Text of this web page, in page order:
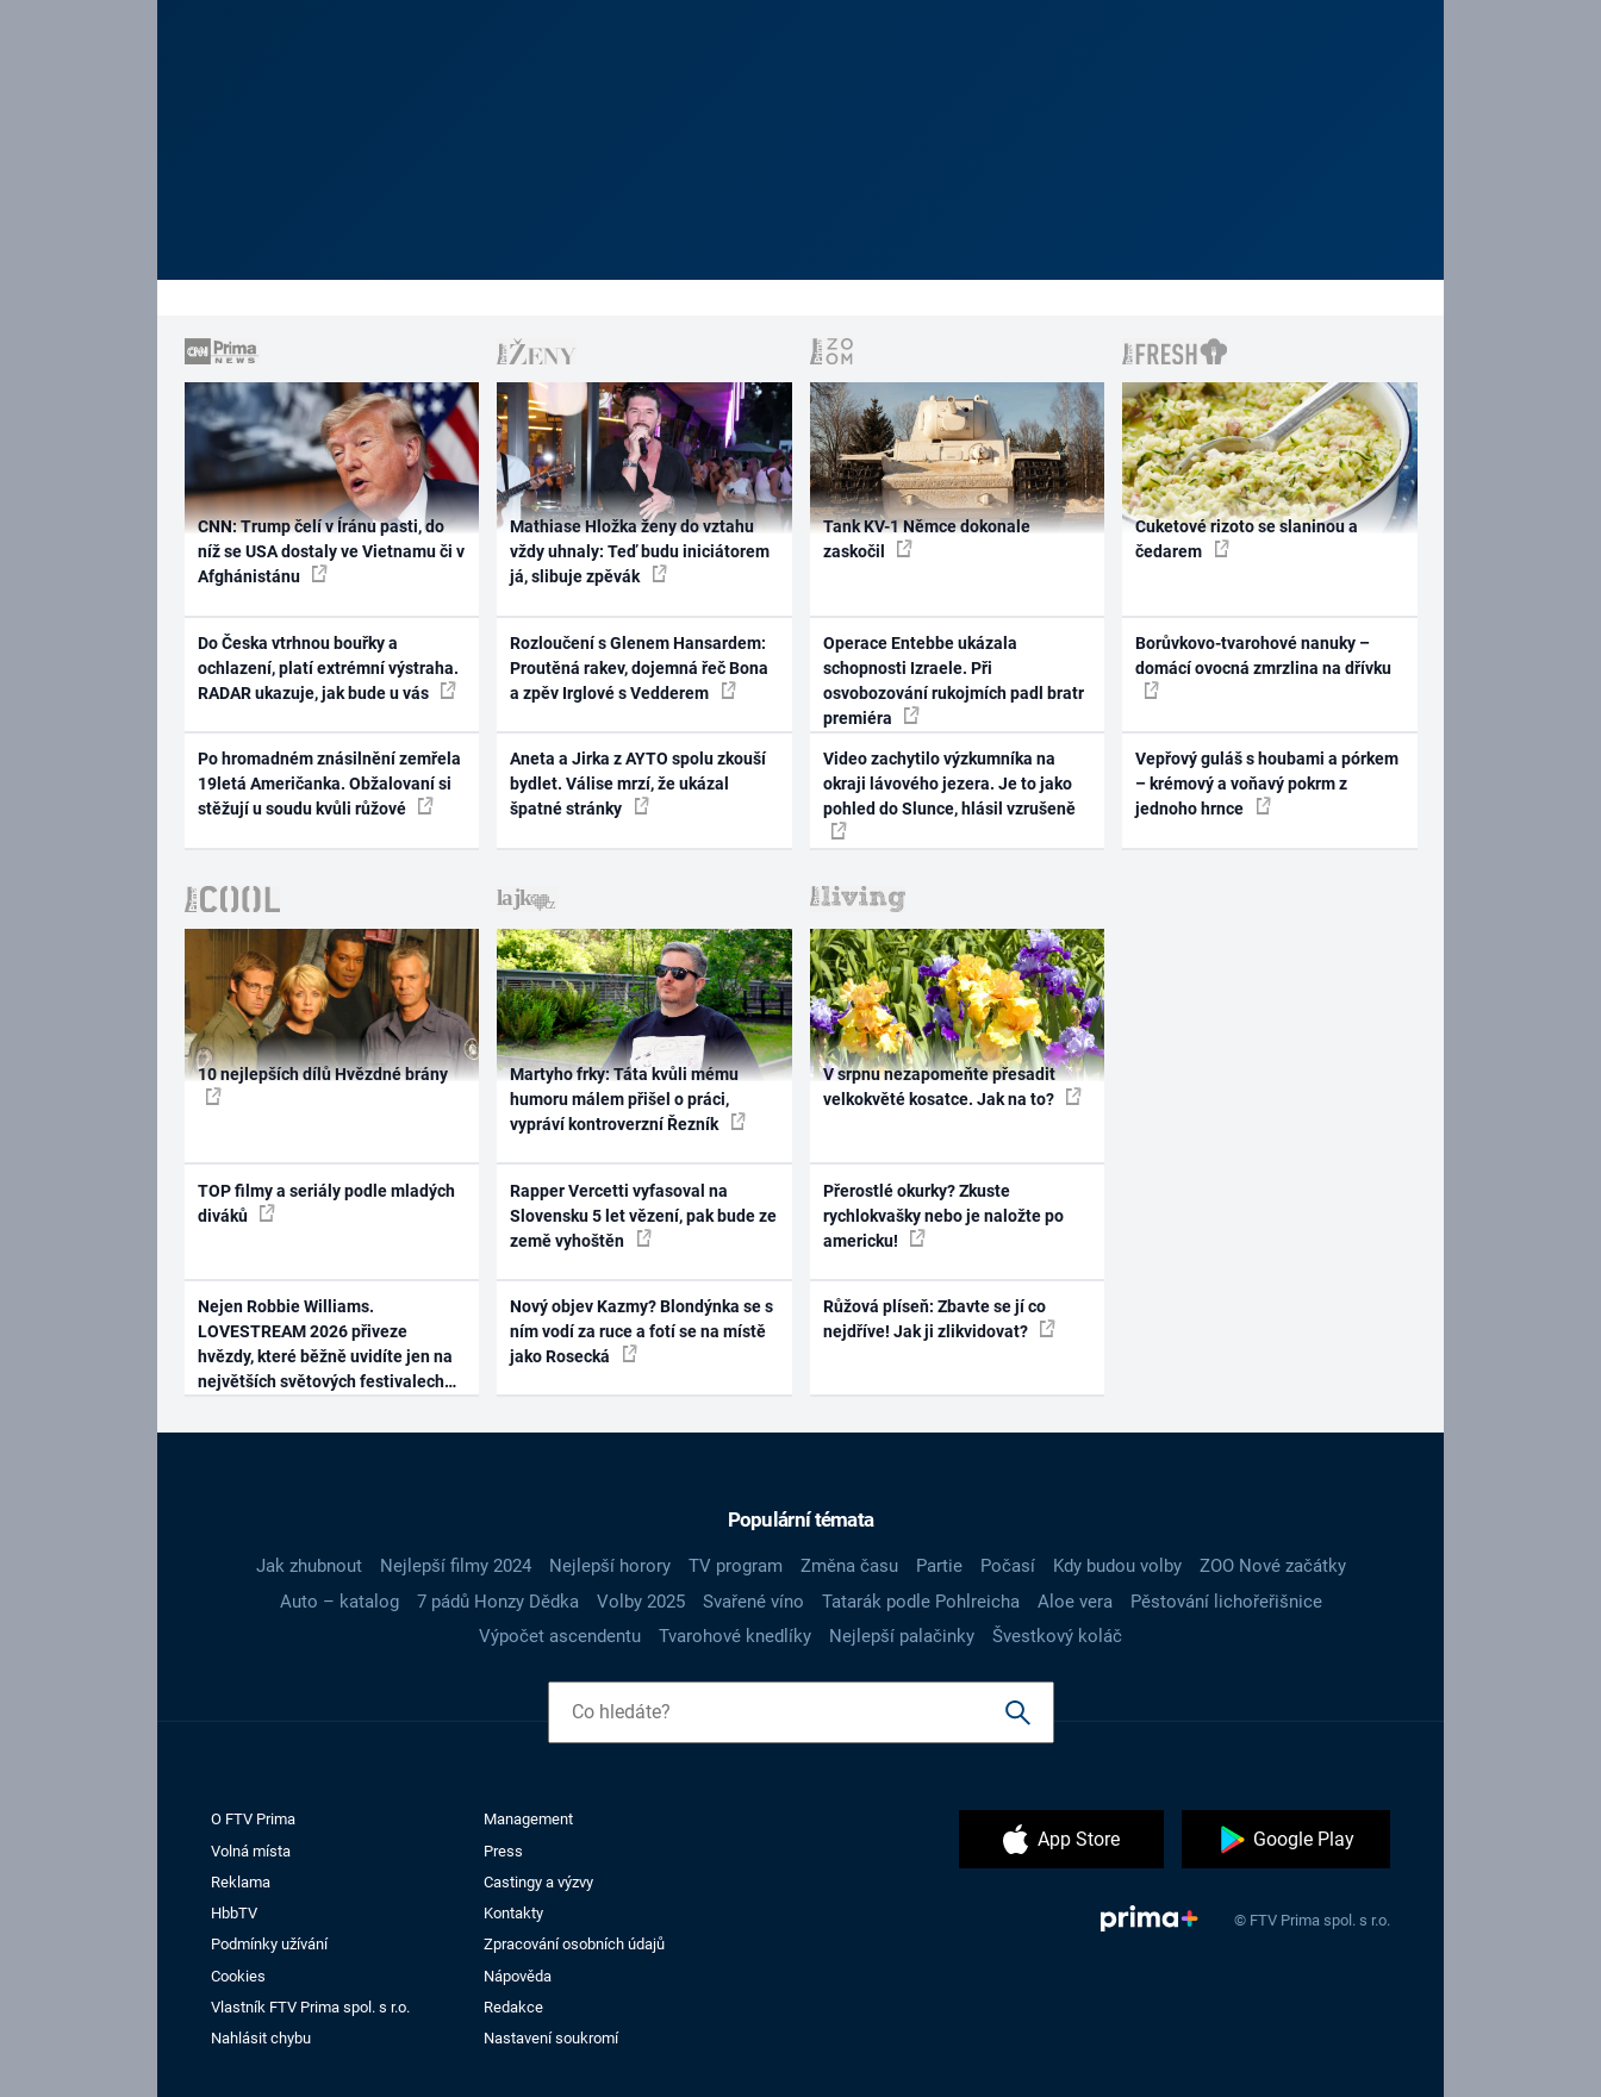
CNN: Trump čelí v Íránu pasti, do
níž se USA dostaly ve Vietnamu či v
Afghánistánu
Do Česka vtrhnou bouřky a
ochlazení, platí extrémní výstraha.
RADAR ukazuje, jak bude u vás
Po hromadném znásilnění zemřela
19letá Američanka. Obžalovaní si
stěžují u soudu kvůli růžové
Mathiase Hložka ženy do vztahu
vždy uhnaly: Teď budu iniciátorem
já, slibuje zpěvák
Rozloučení s Glenem Hansardem:
Proutěná rakev, dojemná řeč Bona
a zpěv Irglové s Vedderem
Aneta a Jirka z AYTO spolu zkouší
bydlet. Válise mrzí, že ukázal
špatné stránky
Tank KV-1 Němce dokonale
zaskočil
Operace Entebbe ukázala
schopnosti Izraele. Při
osvobozování rukojmích padl bratr
premiéra
Video zachytilo výzkumníka na
okraji lávového jezera. Je to jako
pohled do Slunce, hlásil vzrušeně
Cuketové rizoto se slaninou a
čedarem
Borůvkovo-tvarohové nanuky –
domácí ovocná zmrzlina na dřívku
Vepřový guláš s houbami a pórkem
– krémový a voňavý pokrm z
jednoho hrnce
10 nejlepších dílů Hvězdné brány
TOP filmy a seriály podle mladých
diváků
Nejen Robbie Williams.
LOVESTREAM 2026 přiveze
hvězdy, které běžně uvidíte jen na
největších světových festivalech
Martyho frky: Táta kvůli mému
humoru málem přišel o práci,
vypráví kontroverzní Řezník
Rapper Vercetti vyfasoval na
Slovensku 5 let vězení, pak bude ze
země vyhoštěn
Nový objev Kazmy? Blondýnka se s
ním vodí za ruce a fotí se na místě
jako Rosecká
V srpnu nezapomeňte přesadit
velkokvěté kosatce. Jak na to?
Přerostlé okurky? Zkuste
rychlokvašky nebo je naložte po
americku!
Růžová plíseň: Zbavte se jí co
nejdříve! Jak ji zlikvidovat?
Populární témata
Jak zhubnout Nejlepší filmy 2024 Nejlepší horory TV program Změna času Partie Počasí Kdy budou volby
ZOO Nové začátky
Auto – katalog
7 pádů Honzy Dědka Volby 2025 Svařené víno Tatarák podle Pohlreicha Aloe vera
Pěstování lichořeřišnice
Výpočet ascendentu
Tvarohové knedlíky Nejlepší palačinky Švestkový koláč
O FTV Prima
Management
Volná místa
Press
Reklama
Castingy a výzvy
HbbTV
Kontakty
Podmínky užívání
Zpracování osobních údajů
Cookies
Nápověda
Vlastník FTV Prima spol. s r.o.
Redakce
Nahlásit chybu
Nastavení soukromí
App Store Google Play
© FTV Prima spol. s r.o.